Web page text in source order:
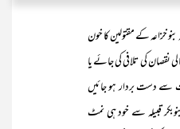
خزاعہ کے مقتولین کا خون
نقصان کی تلافی کی جائے یا
سے دست بردار ہو جائیں
قبیلہ سے خود ہی نمٹ